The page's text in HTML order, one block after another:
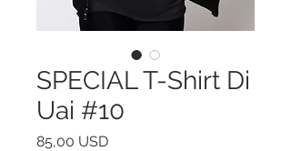
SPECIAL T-Shirt Di
Uai #10
85,00 USDPrezzo